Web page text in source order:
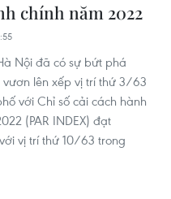
chính năm 2022
Nội đã có sự bứt phá
vươn lên xếp vị trí thứ 3/63
với Chỉ số cải cách hành
(PAR INDEX) đạt
vị trí thứ 10/63 trong